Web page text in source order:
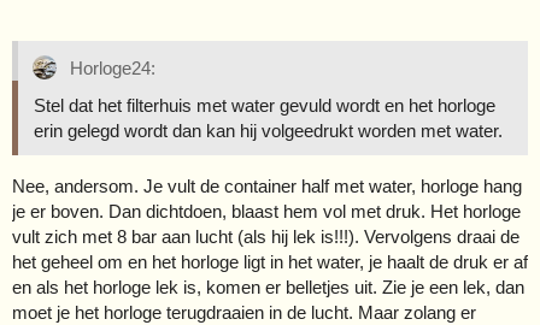
Horloge24:
Stel dat het filterhuis met water gevuld wordt en het horloge
erin gelegd wordt dan kan hij volgeedrukt worden met water.
Nee, andersom. Je vult de container half met water, horloge hang
je er boven. Dan dichtdoen, blaast hem vol met druk. Het horloge
vult zich met 8 bar aan lucht (als hij lek is!!!). Vervolgens draai de
het geheel om en het horloge ligt in het water, je haalt de druk er af
en als het horloge lek is, komen er belletjes uit. Zie je een lek, dan
moet je het horloge terugdraaien in de lucht. Maar zolang er